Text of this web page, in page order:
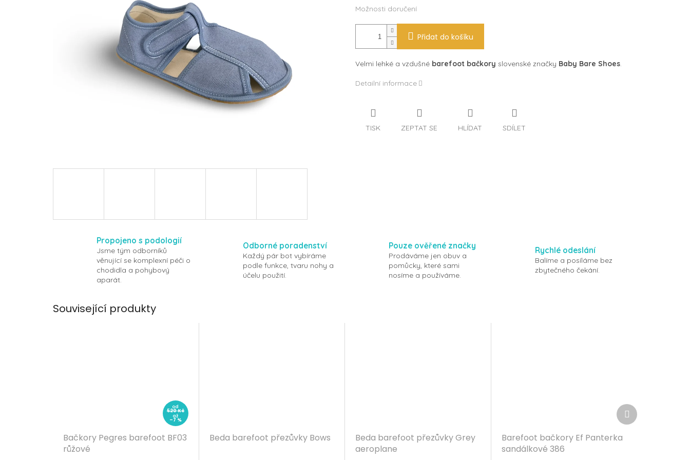
Možnosti doručení
Přidat do košíku
Velmi lehké a vzdušné barefoot bačkory slovenské značky Baby Bare Shoes.
Detailní informace
TISK ZEPTAT SE HLÍDAT SDÍLET
Propojeno s podologií
Jsme tým odborníků
věnující se komplexní péči o
chodidla a pohybový
aparát.
Odborné poradenství
Každý pár bot vybíráme
podle funkce, tvaru nohy a
účelu použití.
Pouze ověřené značky
Prodáváme jen obuv a
pomůcky, které sami
nosíme a používáme.
Rychlé odeslání
Balíme a posíláme bez
zbytečného čekání.
Související produkty
od
520 Kč
až
–7 %
Bačkory Pegres barefoot BF03
růžové
Beda barefoot přezůvky Bows
Beda barefoot přezůvky Grey
aeroplane
Barefoot bačkory Ef Panterka
sandálkové 386
Další
produkt